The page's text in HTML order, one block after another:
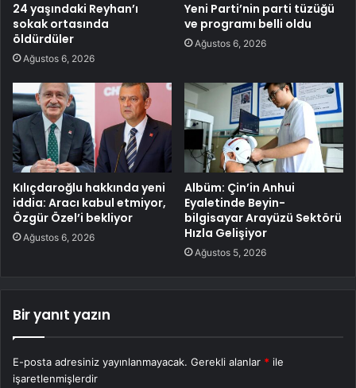
24 yaşındaki Reyhan’ı
sokak ortasında
öldürdüler
Ağustos 6, 2026
Yeni Parti’nin parti tüzüğü
ve programı belli oldu
Ağustos 6, 2026
Kılıçdaroğlu hakkında yeni
iddia: Aracı kabul etmiyor,
Özgür Özel’i bekliyor
Ağustos 6, 2026
Albüm: Çin’in Anhui
Eyaletinde Beyin-
bilgisayar Arayüzü Sektörü
Hızla Gelişiyor
Ağustos 5, 2026
Bir yanıt yazın
E-posta adresiniz yayınlanmayacak. Gerekli alanlar * ile
işaretlenmişlerdir